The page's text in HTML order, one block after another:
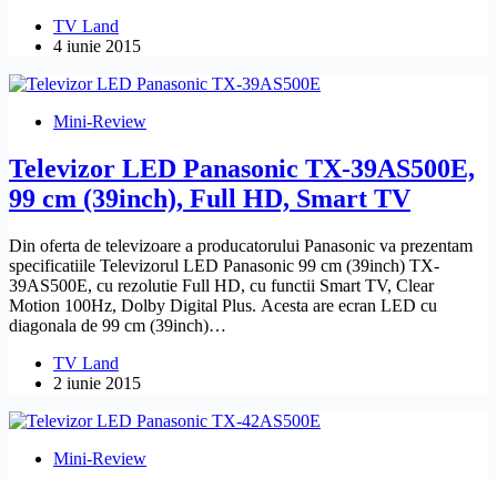
TV Land
4 iunie 2015
Mini-Review
Televizor LED Panasonic TX-39AS500E,
99 cm (39inch), Full HD, Smart TV
Din oferta de televizoare a producatorului Panasonic va prezentam
specificatiile Televizorul LED Panasonic 99 cm (39inch) TX-
39AS500E, cu rezolutie Full HD, cu functii Smart TV, Clear
Motion 100Hz, Dolby Digital Plus. Acesta are ecran LED cu
diagonala de 99 cm (39inch)…
TV Land
2 iunie 2015
Mini-Review